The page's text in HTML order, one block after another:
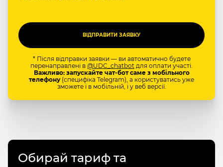
* Після відправки заявки — ви автоматично будете
перенаправлені в @UDC_chatbot для оплати участі.
Важливо: запускайте чат-бот саме з мобільного
телефону(специфіка Telegram), а користуватись уже
зможете і в мобільній, і у веб версії.
Обирай тариф та